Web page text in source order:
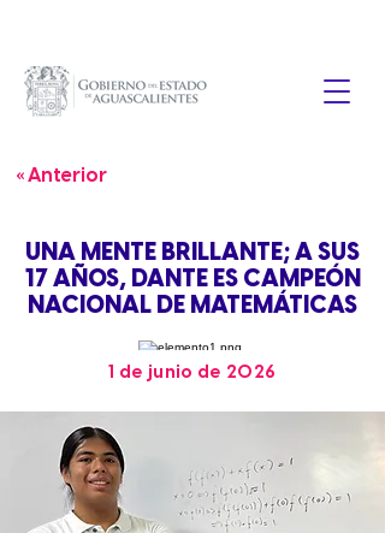
« Anterior
UNA MENTE BRILLANTE; A SUS
17 AÑOS, DANTE ES CAMPEÓN
NACIONAL DE MATEMÁTICAS
1 de junio de 2026